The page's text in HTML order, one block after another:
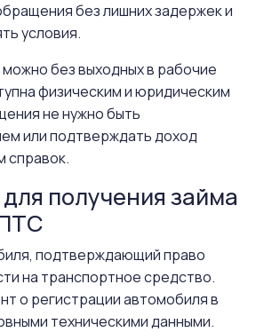
без лишних задержек и
условия.
без выходных в рабочие
физическим и юридическим
не нужно быть
или подтверждать доход
справок.
получения займа
подтверждающий право
на транспортное средство.
о регистрации автомобиля в
техническими данными.